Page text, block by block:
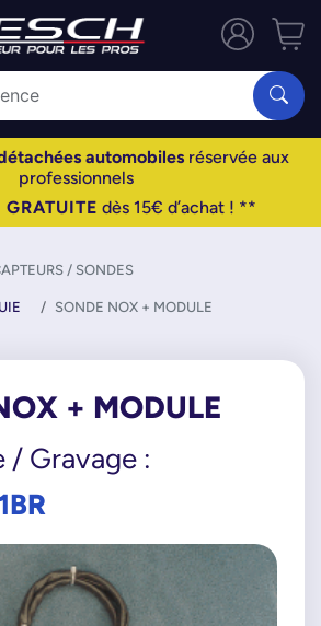
automobiles réservée aux
professionnels
dès 15€ d’achat ! **
/ SONDES
SONDE NOX + MODULE
+ MODULE
/ Gravage :